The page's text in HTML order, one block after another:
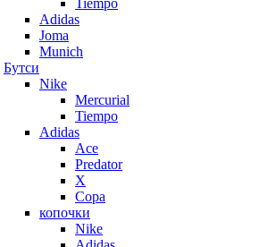
Adidas
Joma
Munich
Бутси
Nike
Mercurial
Tiempo
Adidas
Ace
Predator
X
Copa
копочки
Nike